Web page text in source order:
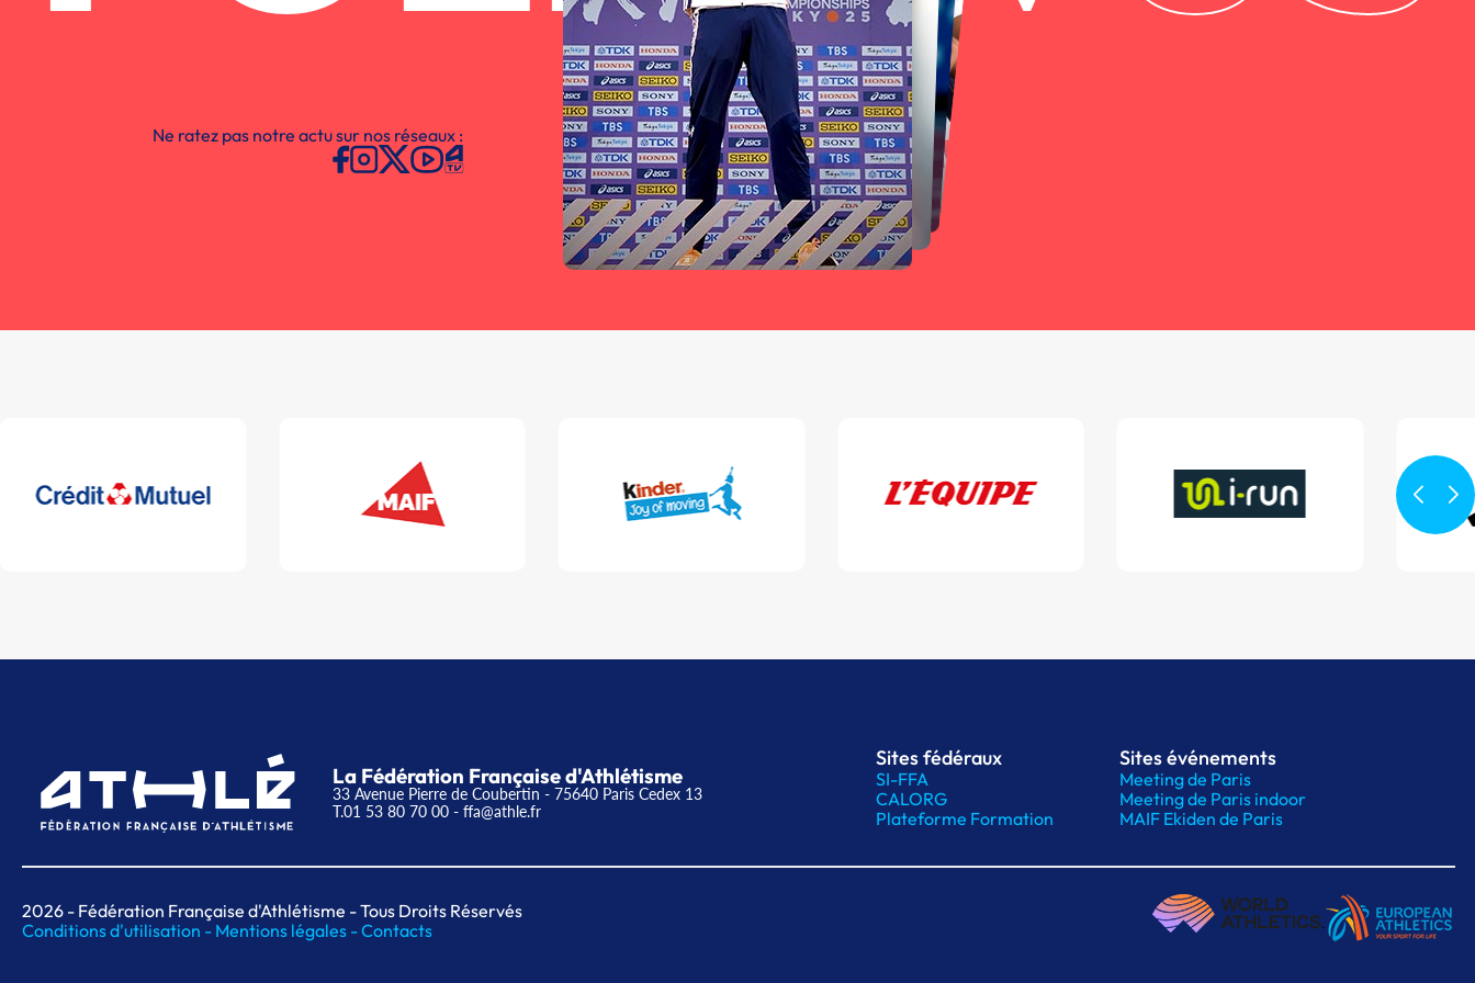
Ne ratez pas notre actu sur nos réseaux :
La Fédération Française d'Athlétisme
33 Avenue Pierre de Coubertin - 75640 Paris Cedex 13
T.01 53 80 70 00 - ffa@athle.fr
Sites fédéraux
SI-FFA
CALORG
Plateforme Formation
Sites événements
Meeting de Paris
Meeting de Paris indoor
MAIF Ekiden de Paris
2026 - Fédération Française d'Athlétisme - Tous Droits Réservés
Conditions d'utilisation - Mentions légales -Contacts